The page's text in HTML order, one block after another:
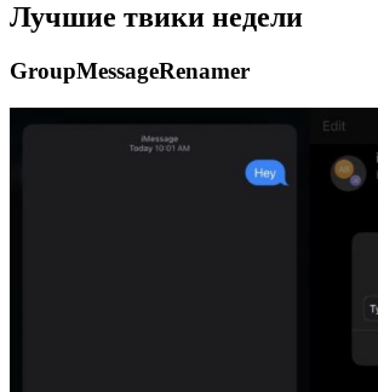
Лучшие твики недели
GroupMessageRenamer